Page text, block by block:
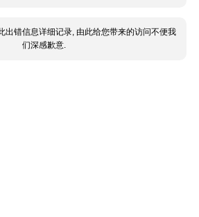
出错信息详细记录, 由此给您带来的访问不便我
们深感歉意.